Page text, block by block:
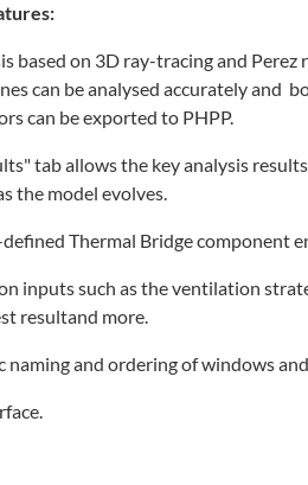
based on 3D ray-tracing and Perez
can be analysed accurately and
can be exported to PHPP.
tab allows the key analysis
the model evolves.
Thermal Bridge component
inputs such as the ventilation
resultand more.
and ordering of windows